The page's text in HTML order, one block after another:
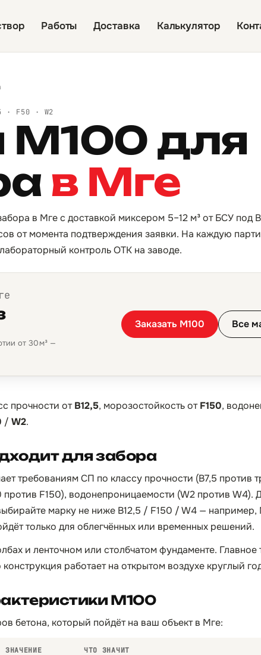
Работы Доставка Калькулятор
· F50 · W2
М100 для
в Мге
в Мге с доставкой миксером 5–12 м³ от БСУ под
от момента подтверждения заявки. На каждую
контроль ОТК на заводе.
от 30 м³ —
Заказать М100 Все
прочности отB12,5, морозостойкость отF150,
/ W2.
для забора
требованиям СП по классу прочности (B7,5 против
против F150), водонепроницаемости (W2 против W4).
марку не ниже B12,5 / F150 / W4 —
только для облегчённых или временных решений.
и ленточном или столбчатом фундаменте.
работает на открытом воздухе круглый
М100
бетона, который пойдёт на ваш объект в Мге:
ЗНАЧЕНИЕ ЧТО ЗНАЧИТ